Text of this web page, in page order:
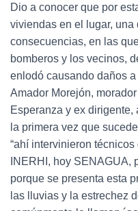
Dio a conocer que por
viviendas en el lugar,
consecuencias, en las
bomberos y los vecinos,
enlodó causando daños
Amador Morejón,
Esperanza y ex
la primera vez que
“ahí intervinieron
INERHI, hoy SENAGUA,
porque se presenta esta
las lluvias y la estrechez